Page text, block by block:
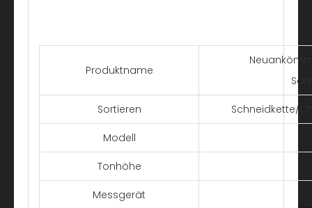
Produktname
Sortieren Schneidkette/
Modell
Tonhöhe
Messgerät